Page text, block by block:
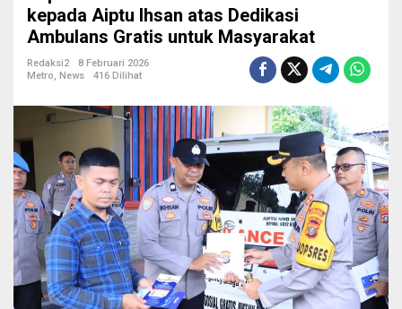
o
r
e
s
a
b
u
n
b
a
t
u
B
e
r
kepada Aiptu Ihsan atas Dedikasi
Ambulans Gratis untuk Masyarakat
Redaksi2
8 Februari 2026
Metro, News 416 Dilihat